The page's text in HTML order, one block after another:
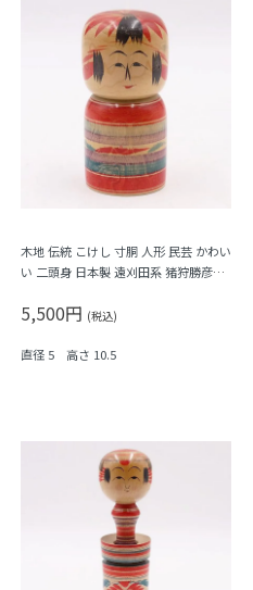
木地 伝統 こけし 寸胴 人形 民芸 かわい
い 二頭身 日本製 遠刈田系 猪狩勝彦作
5,500円 (税込)
直径 5 高さ 10.5